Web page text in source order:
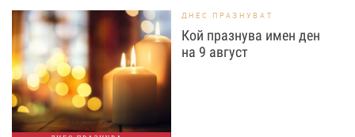
ДНЕС ПРАЗНУВАТ
Кой празнува имен ден
на 9 август